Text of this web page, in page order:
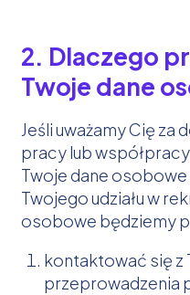
2. Dlaczego
Twoje dane
Jeśli uważamy Cię
pracy lub
Twoje dane osobowe
Twojego udziału w
osobowe będziemy
kontaktować się z
przeprowadzenia